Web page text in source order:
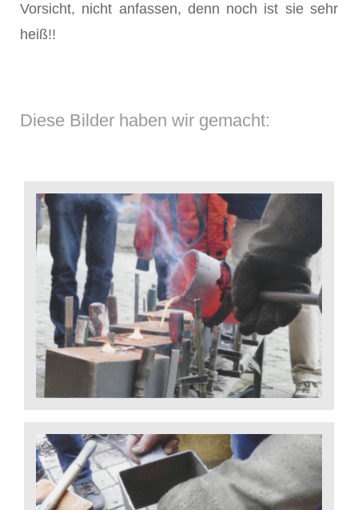
Vorsicht, nicht anfassen, denn noch ist sie sehr
heiß!!
Diese Bilder haben wir gemacht: